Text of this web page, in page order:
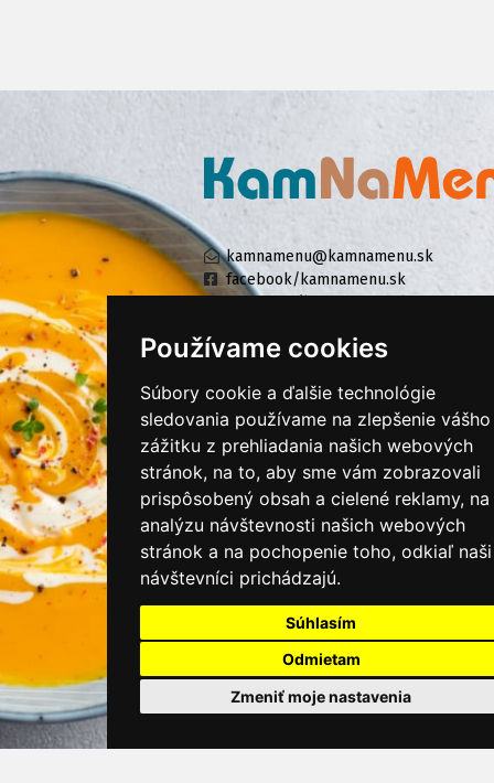
Používame cookies
Súbory cookie a ďalšie technológie
sledovania používame na zlepšenie vášho
zážitku z prehliadania našich webových
stránok, na to, aby sme vám zobrazovali
prispôsobený obsah a cielené reklamy, na
analýzu návštevnosti našich webových
stránok a na pochopenie toho, odkiaľ naši
návštevníci prichádzajú.
Súhlasím
Odmietam
Zmeniť moje nastavenia
kamnamenu@kamnamenu.sk
facebook/kamnamenu.sk
KONTAKTUJTE NÁS
PRIHLÁSIŤ SA DO ZÁKAZNÍCKEJ ZÓNY
Všeobecné obchodné podmienky
Ochrana osobných údajov
Cookies
Moje KamNaMenu
Pridať reštauráciu
Cenník balíkov